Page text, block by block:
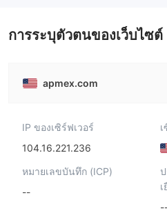
การระบุตัวตนของเว็บไซต์
apmex.com
IP ของเซิร์ฟเวอร์
104.16.221.236
หมายเลขบันทึก (ICP)
--